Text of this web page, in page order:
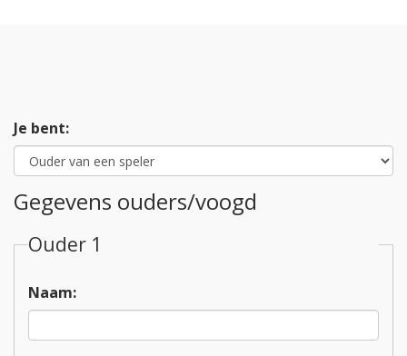
Je bent:
Gegevens ouders/voogd
Ouder 1
Naam: